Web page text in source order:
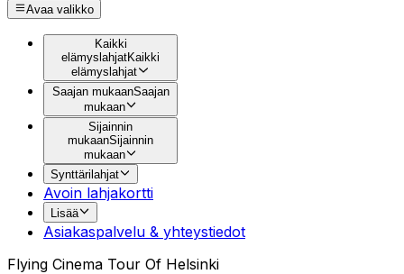
Avaa valikko
Kaikki
elämyslahjatKaikki
elämyslahjat
Saajan mukaanSaajan
mukaan
Sijainnin
mukaanSijainnin
mukaan
Synttärilahjat
Avoin lahjakortti
Lisää
Asiakaspalvelu & yhteystiedot
Flying Cinema Tour Of Helsinki